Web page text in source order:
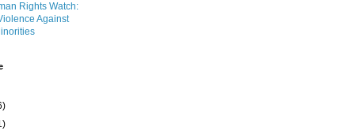
Rights Watch:
Against